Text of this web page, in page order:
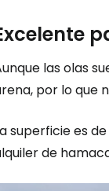
las olas
por lo que
superficie es
de